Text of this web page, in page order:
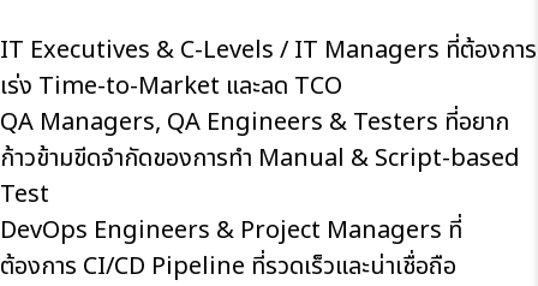
IT Executives & C-Levels / IT Managers ที่ต้องการ
เร่ง Time-to-Market และลด TCO
QA Managers, QA Engineers & Testers ที่อยาก
ก้าวข้ามขีดจำกัดของการทำ Manual & Script-based
Test
DevOps Engineers & Project Managers ที่
ต้องการ CI/CD Pipeline ที่รวดเร็วและน่าเชื่อถือ